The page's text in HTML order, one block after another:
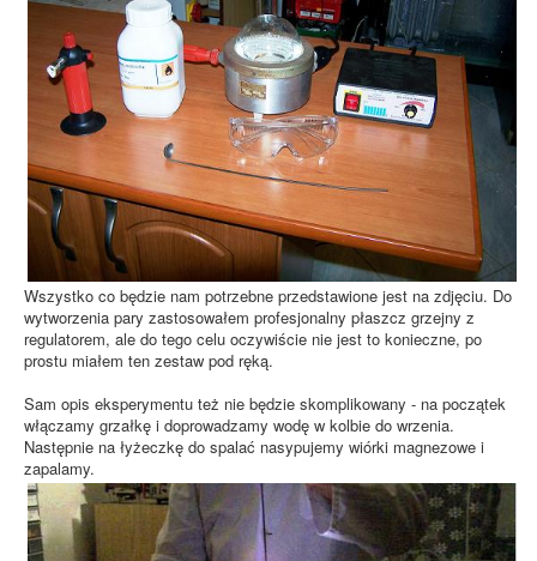
/
Wszystko co będzie nam potrzebne przedstawione jest na zdjęciu. Do
wytworzenia pary zastosowałem profesjonalny płaszcz grzejny z
regulatorem, ale do tego celu oczywiście nie jest to konieczne, po
prostu miałem ten zestaw pod ręką.
Sam opis eksperymentu też nie będzie skomplikowany - na początek
włączamy grzałkę i doprowadzamy wodę w kolbie do wrzenia.
Następnie na łyżeczkę do spalać nasypujemy wiórki magnezowe i
zapalamy.